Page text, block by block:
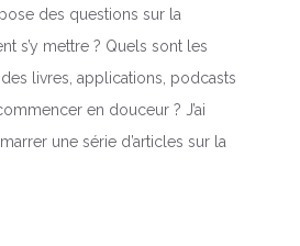
des questions sur la
s’y mettre ? Quels sont les
livres, applications, podcasts
en douceur ? J’ai
une série d’articles sur la